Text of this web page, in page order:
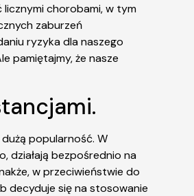
chorobami, w tym
zaburzeń
ryzyka dla naszego
pamiętajmy, że nasze
popularność. W
działają bezpośrednio na
w przeciwieństwie do
decyduje się na stosowanie